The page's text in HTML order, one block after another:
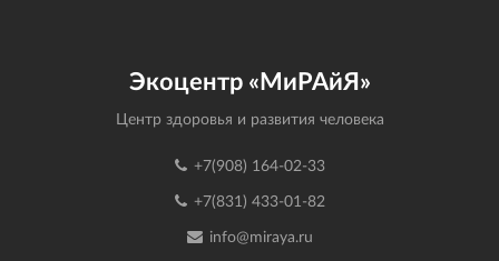
Экоцентр «МиРАйЯ»
Центр здоровья и развития человека
+7(908) 164-02-33
+7(831) 433-01-82
info@miraya.ru